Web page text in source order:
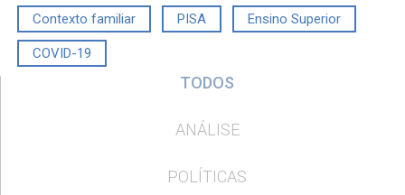
Contexto familiar PISA Ensino Superior
COVID-19
TODOS
ANÁLISE
POLÍTICAS